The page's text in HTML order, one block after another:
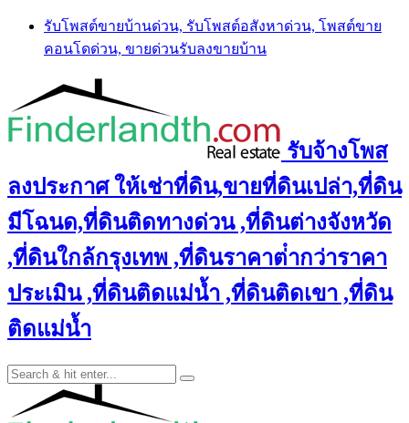
Skip
content
รับโพสต์ขายบ้านด่วน, รับโพสต์อสังหาด่วน, โพสต์ขาย
คอนโดด่วน, ขายด่วนรับลงขายบ้าน
รับจ้างโพส
ลงประกาศ ให้เช่าที่ดิน,ขายที่ดินเปล่า,ที่ดิน
มีโฉนด,ที่ดินติดทางด่วน ,ที่ดินต่างจังหวัด
,ที่ดินใกล้กรุงเทพ ,ที่ดินราคาต่ํากว่าราคา
ประเมิน ,ที่ดินติดแม่น้ำ ,ที่ดินติดเขา ,ที่ดิน
ติดแม่น้ำ